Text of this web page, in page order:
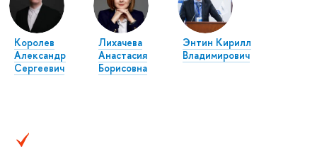
Королев
Александр
Сергеевич
Лихачева
Анастасия
Борисовна
Энтин Кирилл
Владимирович